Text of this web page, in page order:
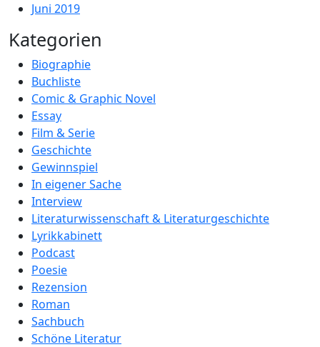
Juni 2019
Kategorien
Biographie
Buchliste
Comic & Graphic Novel
Essay
Film & Serie
Geschichte
Gewinnspiel
In eigener Sache
Interview
Literaturwissenschaft & Literaturgeschichte
Lyrikkabinett
Podcast
Poesie
Rezension
Roman
Sachbuch
Schöne Literatur